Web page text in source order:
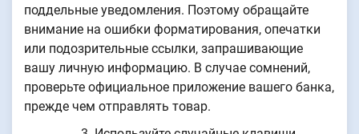
поддельные уведомления. Поэтому обращайте
внимание на ошибки форматирования, опечатки
или подозрительные ссылки, запрашивающие
вашу личную информацию. В случае сомнений,
проверьте официальное приложение вашего банка,
прежде чем отправлять товар.